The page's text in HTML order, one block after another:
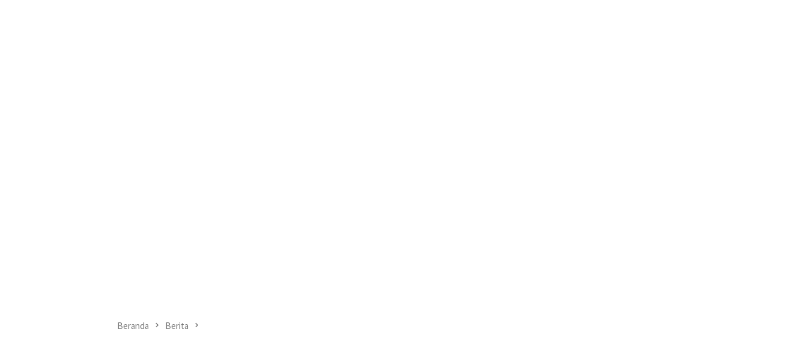
Beranda Berita